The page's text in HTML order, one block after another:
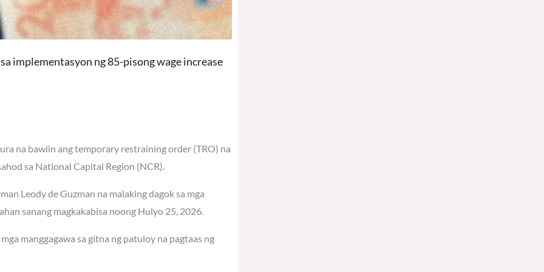
implementasyon ng 85-pisong wage increase
na bawiin ang temporary restraining order (TRO) na
sa National Capital Region (NCR).
Leody de Guzman na malaking dagok sa mga
sanang magkakabisa noong Hulyo 25, 2026.
manggagawa sa gitna ng patuloy na pagtaas ng